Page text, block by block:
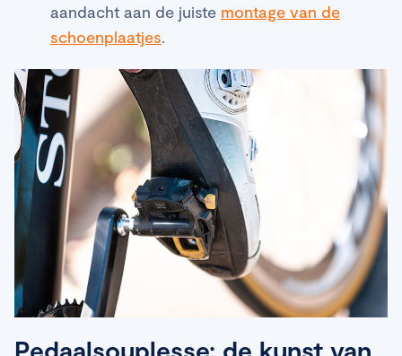
aandacht aan de juiste montage van de
schoenplaatjes.
Pedaalsouplesse: de kunst van